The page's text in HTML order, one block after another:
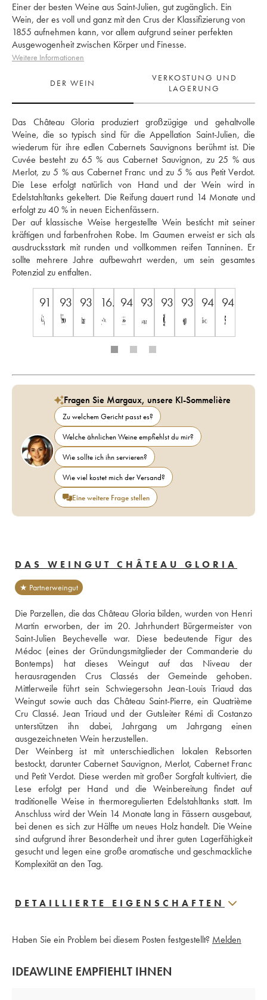
Einer der besten Weine aus Saint-Julien, gut zugänglich. Ein
Wein, der es voll und ganz mit den Crus der Klassifizierung von
1855 aufnehmen kann, vor allem aufgrund seiner perfekten
Ausgewogenheit zwischen Körper und Finesse.
Weitere Informationen
DER WEIN
VERKOSTUNG UND
LAGERUNG
Das Château Gloria produziert großzügige und gehaltvolle
Weine, die so typisch sind für die Appellation Saint-Julien, die
wiederum für ihre edlen Cabernets Sauvignons berühmt ist. Die
Cuvée besteht zu 65 % aus Cabernet Sauvignon, zu 25 % aus
Merlot, zu 5 % aus Cabernet Franc und zu 5 % aus Petit Verdot.
Die Lese erfolgt natürlich von Hand und der Wein wird in
Edelstahltanks gekeltert. Die Reifung dauert rund 14 Monate und
erfolgt zu 40 % in neuen Eichenfässern.
Der auf klassische Weise hergestellte Wein besticht mit seiner
kräftigen und farbenfrohen Robe. Im Gaumen erweist er sich als
ausdrucksstark mit runden und vollkommen reifen Tanninen. Er
sollte mehrere Jahre aufbewahrt werden, um sein gesamtes
Potenzial zu entfalten.
91 93 93 16.594 93 93 93 94 94
Fragen Sie Margaux, unsere KI-Sommelière
Zu welchem Gericht passt es?
Welche ähnlichen Weine empfiehlst du mir?
Wie sollte ich ihn servieren?
Wie viel kostet mich der Versand?
Eine weitere Frage stellen
DAS WEINGUT CHÂTEAU GLORIA
★ Partnerweingut
Die Parzellen, die das Château Gloria bilden, wurden von Henri
Martin erworben, der im 20. Jahrhundert Bürgermeister von
Saint-Julien Beychevelle war. Diese bedeutende Figur des
Médoc (eines der Gründungsmitglieder der Commanderie du
Bontemps) hat dieses Weingut auf das Niveau der
herausragenden Crus Classés der Gemeinde gehoben.
Mittlerweile führt sein Schwiegersohn Jean-Louis Triaud das
Weingut sowie auch das Château Saint-Pierre, ein Quatrième
Cru Classé. Jean Triaud und der Gutsleiter Rémi di Costanzo
unterstützen ihn dabei, Jahrgang um Jahrgang einen
ausgezeichneten Wein herzustellen.
Der Weinberg ist mit unterschiedlichen lokalen Rebsorten
bestockt, darunter Cabernet Sauvignon, Merlot, Cabernet Franc
und Petit Verdot. Diese werden mit großer Sorgfalt kultiviert, die
Lese erfolgt per Hand und die Weinbereitung findet auf
traditionelle Weise in thermoregulierten Edelstahltanks statt. Im
Anschluss wird der Wein 14 Monate lang in Fässern ausgebaut,
bei denen es sich zur Hälfte um neues Holz handelt. Die Weine
sind aufgrund ihrer Besonderheit und ihrer guten Lagerfähigkeit
gesucht und legen eine große aromatische und geschmackliche
Komplexität an den Tag.
DETAILLIERTE EIGENSCHAFTEN
Haben Sie ein Problem bei diesem Posten festgestellt? Melden
IDEAWLINE EMPFIEHLT IHNEN